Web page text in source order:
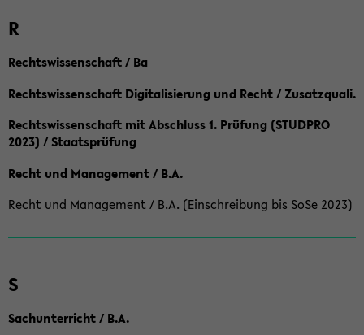
R
Rechtswissenschaft / Ba
Rechtswissenschaft Digitalisierung und Recht / Zusatzquali.
Rechtswissenschaft mit Abschluss 1. Prüfung (STUDPRO
2023) / Staatsprüfung
Recht und Management / B.A.
Recht und Management / B.A. (Einschreibung bis SoSe 2023)
S
Sachunterricht / B.A.